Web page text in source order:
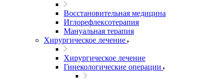
Восстановительная медицина
Иглорефлексотерапия
Мануальная терапия
Хирургическое лечение
Хирургическое лечение
Гинекологические операции